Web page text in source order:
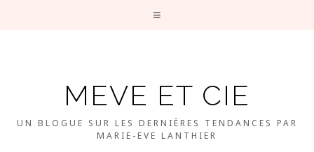
MEVE ET CIE
UN BLOGUE SUR LES DERNIÈRES TENDANCES PAR
MARIE-EVE LANTHIER